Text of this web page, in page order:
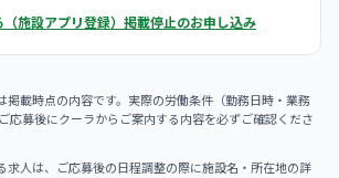
施設アプリ登録） 掲載停止のお申し込み
掲載時点の内容です。実際の労働条件（勤務日時・業務
応募後にクーラからご案内する内容を必ずご確認くださ
求人は、ご応募後の日程調整の際に施設名・所在地の詳